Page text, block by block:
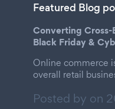
Featured Blog
Converting Cross-
Black Friday &
Online commerce
overall retail
Posted by on